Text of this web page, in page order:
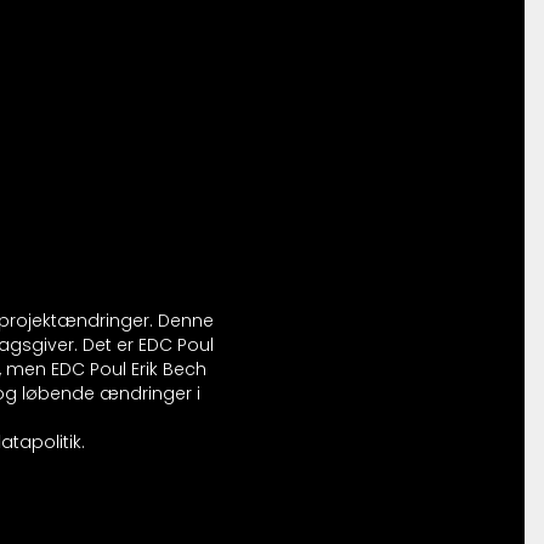
Denne
Det er EDC Poul
EDC Poul Erik Bech
løbende ændringer i